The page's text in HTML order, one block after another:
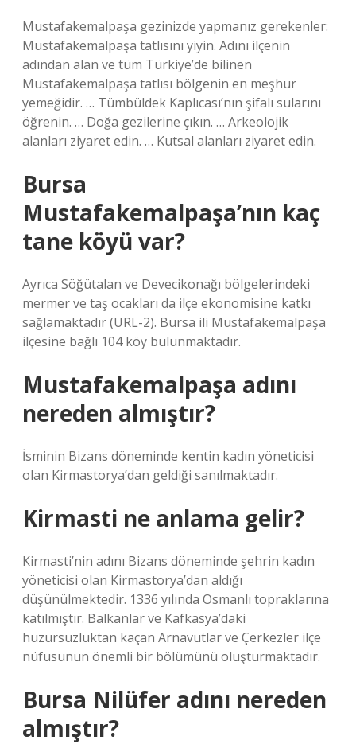
Mustafakemalpaşa gezinizde yapmanız gerekenler:
Mustafakemalpaşa tatlısını yiyin. Adını ilçenin
adından alan ve tüm Türkiye’de bilinen
Mustafakemalpaşa tatlısı bölgenin en meşhur
yemeğidir. … Tümbüldek Kaplıcası’nın şifalı sularını
öğrenin. … Doğa gezilerine çıkın. … Arkeolojik
alanları ziyaret edin. … Kutsal alanları ziyaret edin.
Bursa
Mustafakemalpaşa’nın kaç
tane köyü var?
Ayrıca Söğütalan ve Devecikonağı bölgelerindeki
mermer ve taş ocakları da ilçe ekonomisine katkı
sağlamaktadır (URL-2). Bursa ili Mustafakemalpaşa
ilçesine bağlı 104 köy bulunmaktadır.
Mustafakemalpaşa adını
nereden almıştır?
İsminin Bizans döneminde kentin kadın yöneticisi
olan Kirmastorya’dan geldiği sanılmaktadır.
Kirmasti ne anlama gelir?
Kirmasti’nin adını Bizans döneminde şehrin kadın
yöneticisi olan Kirmastorya’dan aldığı
düşünülmektedir. 1336 yılında Osmanlı topraklarına
katılmıştır. Balkanlar ve Kafkasya’daki
huzursuzluktan kaçan Arnavutlar ve Çerkezler ilçe
nüfusunun önemli bir bölümünü oluşturmaktadır.
Bursa Nilüfer adını nereden
almıştır?